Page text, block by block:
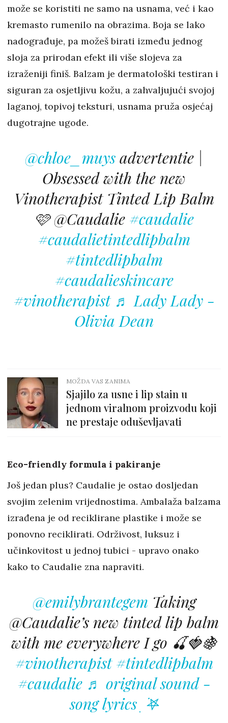
može se koristiti ne samo na usnama, već i kao
kremasto rumenilo na obrazima. Boja se lako
nadograđuje, pa možeš birati između jednog
sloja za prirodan efekt ili više slojeva za
izraženiji finiš. Balzam je dermatološki testiran i
siguran za osjetljivu kožu, a zahvaljujući svojoj
laganoj, topivoj teksturi, usnama pruža osjećaj
dugotrajne ugode.
@chloe_muys advertentie |
Obsessed with the new
Vinotherapist Tinted Lip Balm
🩷 @Caudalie #caudalie
#caudalietintedlipbalm
#tintedlipbalm
#caudalieskincare
#vinotherapist ♬ Lady Lady -
Olivia Dean
MOŽDA VAS ZANIMA
Sjajilo za usne i lip stain u
jednom viralnom proizvodu koji
ne prestaje oduševljavati
Eco-friendly formula i pakiranje
Još jedan plus? Caudalie je ostao dosljedan
svojim zelenim vrijednostima. Ambalaža balzama
izrađena je od reciklirane plastike i može se
ponovno reciklirati. Održivost, luksuz i
učinkovitost u jednoj tubici - upravo onako
kako to Caudalie zna napraviti.
@emilybrantegem Taking
@Caudalie’s new tinted lip balm
with me everywhere I go 🍒🍓🍇
#vinotherapist #tintedlipbalm
#caudalie ♬ original sound -
song lyrics ִ ࣪𖤐